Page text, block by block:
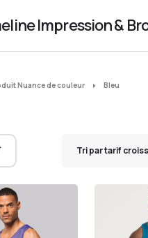
Impression &
Nuance de couleur Bleu